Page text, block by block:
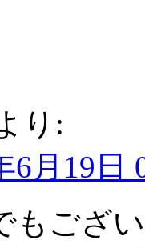
り:
6月19日
もござ